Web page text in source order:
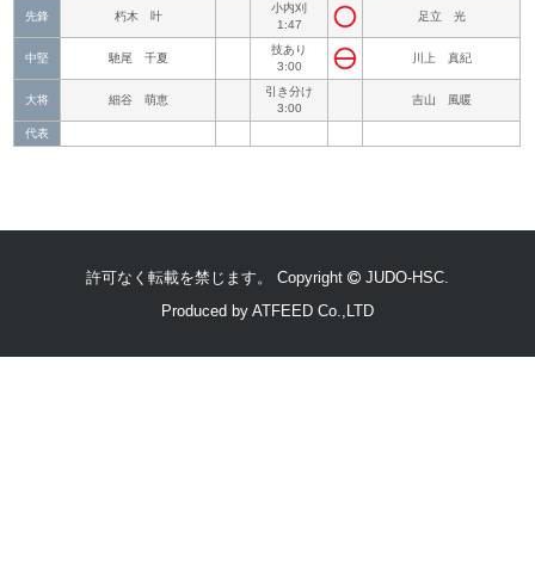
先鋒 朽木 叶
小内刈
1:47
足立 光
中堅 馳尾 千夏
技あり
3:00
川上 真紀
大将 細谷 萌恵
引き分け
3:00
吉山 風暖
代表
許可なく転載を禁じます。 Copyright
JUDO-HSC.
Produced by ATFEED Co.,LTD